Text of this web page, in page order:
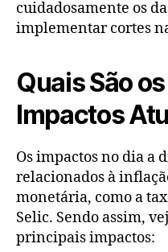
cuidadosamente os
implementar cortes
Quais São
Impactos
Os impactos no dia a
relacionados à
monetária, como a
Selic. Sendo assim,
principais impactos: